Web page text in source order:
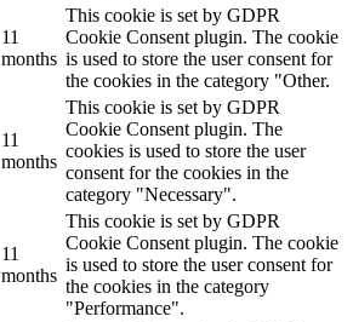
11
months
This cookie is set by GDPR
Cookie Consent plugin. The cookie
is used to store the user consent for
the cookies in the category "Other.
11
months
This cookie is set by GDPR
Cookie Consent plugin. The
cookies is used to store the user
consent for the cookies in the
category "Necessary".
11
months
This cookie is set by GDPR
Cookie Consent plugin. The cookie
is used to store the user consent for
the cookies in the category
"Performance".